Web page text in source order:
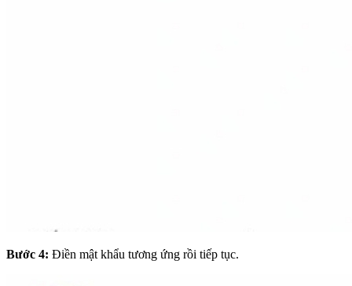
Bước 4: Điền mật khẩu tương ứng rồi tiếp tục.